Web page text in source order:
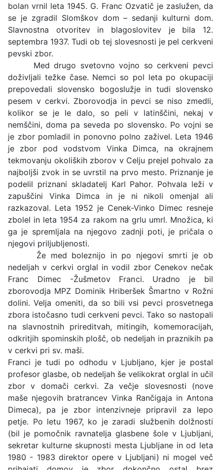
bolan vrnil leta 1945. G. Franc Ozvatič je zaslužen, da
se je zgradil Slomškov dom – sedanji kulturni dom.
Slavnostna otvoritev in blagoslovitev je bila 12.
septembra 1937. Tudi ob tej slovesnosti je pel cerkveni
pevski zbor.
Med drugo svetovno vojno so cerkveni pevci
doživljali težke čase. Nemci so pol leta po okupaciji
prepovedali slovensko bogoslužje in tudi slovensko
pesem v cerkvi. Zborovodja in pevci se niso zmedli,
kolikor se je le dalo, so peli v latinščini, nekaj v
nemščini, doma pa seveda po slovensko. Po vojni se
je zbor pomladil in ponovno polno zaživel. Leta 1946
je zbor pod vodstvom Vinka Dimca, na okrajnem
tekmovanju okoliških zborov v Celju prejel pohvalo za
najboljši zvok in se uvrstil na prvo mesto. Priznanje je
podelil priznani skladatelj Karl Pahor. Pohvala leži v
zapuščini Vinka Dimca in je ni nikoli omenjal ali
razkazoval. Leta 1952 je Cenek-Vinko Dimec resneje
zbolel in leta 1954 za rakom na grlu umrl. Množica, ki
ga je spremljala na njegovo zadnji poti, je pričala o
njegovi priljubljenosti.
Že med boleznijo in po njegovi smrti je ob
nedeljah v cerkvi orglal in vodil zbor Cenekov nečak
Franc Dimec -Žušmetov Franci. Uradno je bil
zborovodja MPZ Dominik Hriberšek Šmartno v Rožni
dolini. Velja omeniti, da so bili vsi pevci prosvetnega
zbora istočasno tudi cerkveni pevci. Tako so nastopali
na slavnostnih prireditvah, mitingih, komemoracijah,
odkritjih spominskih plošč, ob nedeljah in praznikih pa
v cerkvi pri sv. maši.
Franci je tudi po odhodu v Ljubljano, kjer je postal
profesor glasbe, ob nedeljah še velikokrat orglal in učil
zbor v domači cerkvi. Za večje slovesnosti (nove
maše njegovih bratrancev Vinka Rančigaja in Antona
Dimeca), pa je zbor intenzivneje pripravil za lepo
petje. Po letu 1967, ko je zaradi službenih dolžnosti
(bil je pomočnik ravnatelja glasbene šole v Ljubljani,
sekretar kulturne skupnosti mesta Ljubljane in od leta
1980 - 1983 direktor opere v Ljubljani) ni mogel več